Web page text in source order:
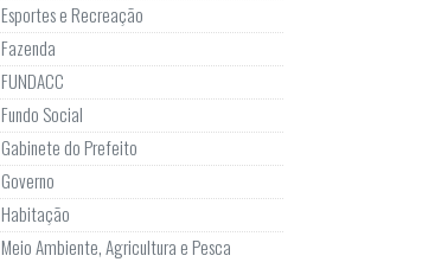
Esportes e Recreação
Fazenda
FUNDACC
Fundo Social
Gabinete do Prefeito
Governo
Habitação
Meio Ambiente, Agricultura e Pesca